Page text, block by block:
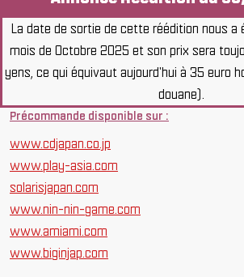
La date de sortie de cette réédition nous a
mois de Octobre 2025 et son prix sera
yens, ce qui équivaut aujourd'hui à 35 euro
douane).
Précommande disponible sur :
www.cdjapan.co.jp
www.play-asia.com
solarisjapan.com
www.nin-nin-game.com
www.amiami.com
www.biginjap.com